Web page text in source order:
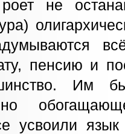
не
пенсию и
Им
усвоили язык